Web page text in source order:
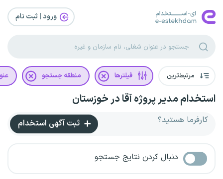
ورود | ثبت‌ نام
مرتبط‌ترین فیلترها منطقه جستجو
استخدام مدیر پروژه آقا در خوزستان
کارفرما هستید؟ ثبت آگهی استخدام
دنبال کردن نتایج جستجو